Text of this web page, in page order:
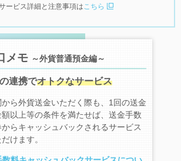
ービス詳細と注意事項はこちら
メモ ～外貨普通預金編～
連携でオトクなサービス
ら外貨送金いただく際も、1回の送金
以上等の条件を満たせば、送金手数
らキャッシュバックされるサービス
けます。